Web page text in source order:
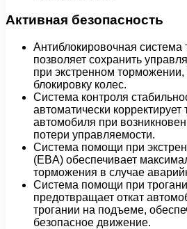
Активная безопасность
Антиблокировочная система
позволяет сохранить
при экстренном
блокировку колес.
Система контроля
автоматически
автомобиля при
потери управляемости.
Система помощи при
(EBA) обеспечивает
торможения в случае
Система помощи при
предотвращает откат
трогании на подъеме,
безопасное движение.